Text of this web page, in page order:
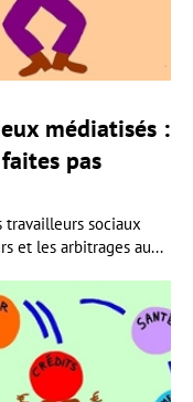
médiatisés :
pas
travailleurs sociaux
et les arbitrages au...